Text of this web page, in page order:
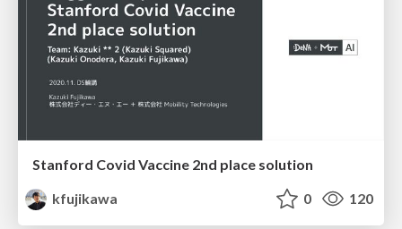
Stanford Covid Vaccine 2nd place solution
kfujikawa
0 120